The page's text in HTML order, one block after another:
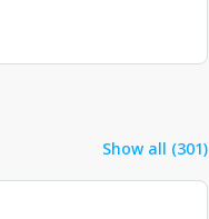
Show all (301)